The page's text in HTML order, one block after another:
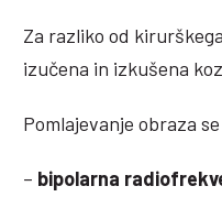
Za razliko od
izučena in izkušena
Pomlajevanje obraza
– bipolarna